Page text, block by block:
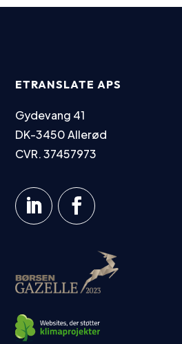
Gydevang 41
DK-3450 Allerød
CVR. 37457973